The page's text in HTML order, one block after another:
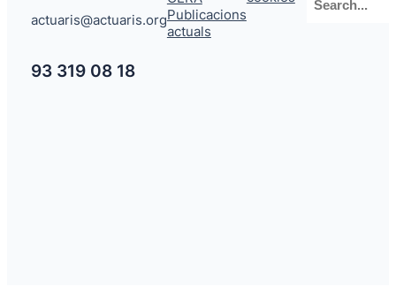
actuaris@actuaris.org
93 319 08 18
Publicacions
actuals